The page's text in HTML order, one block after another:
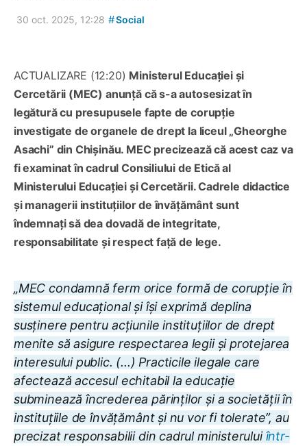
30 oct. 2025, 12:28 #Social
ACTUALIZARE (12:20) Ministerul Educației și
Cercetării (MEC) anunță că s-a autosesizat în
legătură cu presupusele fapte de corupție
investigate de organele de drept la liceul „Gheorghe
Asachi” din Chișinău. MEC precizează că acest caz va
fi examinat în cadrul Consiliului de Etică al
Ministerului Educației și Cercetării. Cadrele didactice
și managerii instituțiilor de învățământ sunt
îndemnați să dea dovadă de integritate,
responsabilitate și respect față de lege.
„MEC condamnă ferm orice formă de corupție în
sistemul educațional și își exprimă deplina
susținere pentru acțiunile instituțiilor de drept
menite să asigure respectarea legii și protejarea
interesului public. (...) Practicile ilegale care
afectează accesul echitabil la educație
subminează încrederea părinților și a societății în
instituțiile de învățământ și nu vor fi tolerate”, au
precizat responsabilii din cadrul ministeruluiîntr-